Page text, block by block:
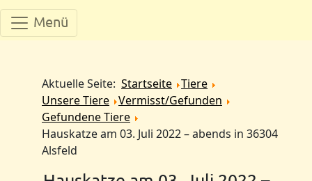
Menü
Aktuelle Seite: Startseite Tiere
Unsere Tiere Vermisst/Gefunden
Gefundene Tiere
Hauskatze am 03. Juli 2022 – abends in 36304
Alsfeld